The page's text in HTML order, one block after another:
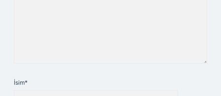
İsim*